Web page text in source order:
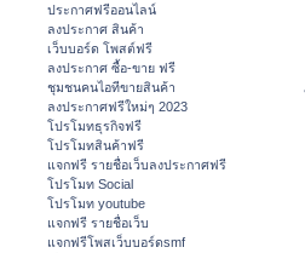
ประกาศฟรีออนไลน์
ลงประกาศ สินค้า
เว็บบอร์ด โพสต์ฟรี
ลงประกาศ ซื้อ-ขาย ฟรี
ชุมชนคนไอทีขายสินค้า
ลงประกาศฟรีใหม่ๆ 2023
โปรโมทธุรกิจฟรี
โปรโมทสินค้าฟรี
แจกฟรี รายชื่อเว็บลงประกาศฟรี
โปรโมท Social
โปรโมท youtube
แจกฟรี รายชื่อเว็บ
แจกฟรีโพสเว็บบอร์ดsmf